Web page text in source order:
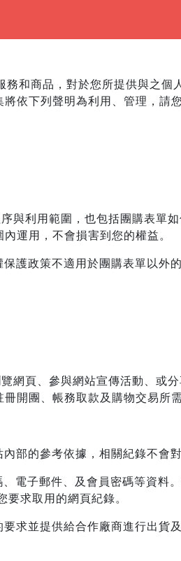
和商品，對於您所提供與之個
依下列聲明為利用、管理，請
與利用範圍，也包括團購表單
運用，不會損害到您的權益。
護政策不適用於團購表單以外
網頁、參與網站宣傳活動、或
開團、帳務取款及購物交易所
部的參考依據，相關紀錄不會
電子郵件、及會員密碼等資料
要求取用的網頁紀錄。
求並提供給合作廠商進行出貨